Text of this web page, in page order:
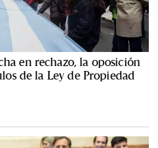
en rechazo, la oposición
de la Ley de Propiedad